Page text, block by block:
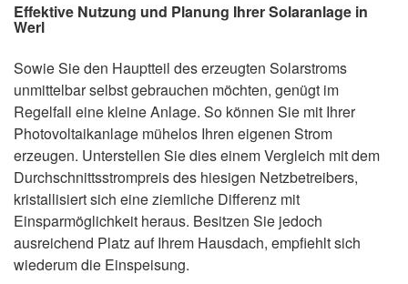
Effektive Nutzung und Planung Ihrer Solaranlage in
Werl
Sowie Sie den Hauptteil des erzeugten Solarstroms
unmittelbar selbst gebrauchen möchten, genügt im
Regelfall eine kleine Anlage. So können Sie mit Ihrer
Photovoltaikanlage mühelos Ihren eigenen Strom
erzeugen. Unterstellen Sie dies einem Vergleich mit dem
Durchschnittsstrompreis des hiesigen Netzbetreibers,
kristallisiert sich eine ziemliche Differenz mit
Einsparmöglichkeit heraus. Besitzen Sie jedoch
ausreichend Platz auf Ihrem Hausdach, empfiehlt sich
wiederum die Einspeisung.